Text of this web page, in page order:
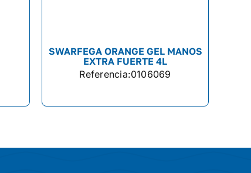
SWARFEGA ORANGE GEL MANOS
EXTRA FUERTE 4L
Referencia:0106069